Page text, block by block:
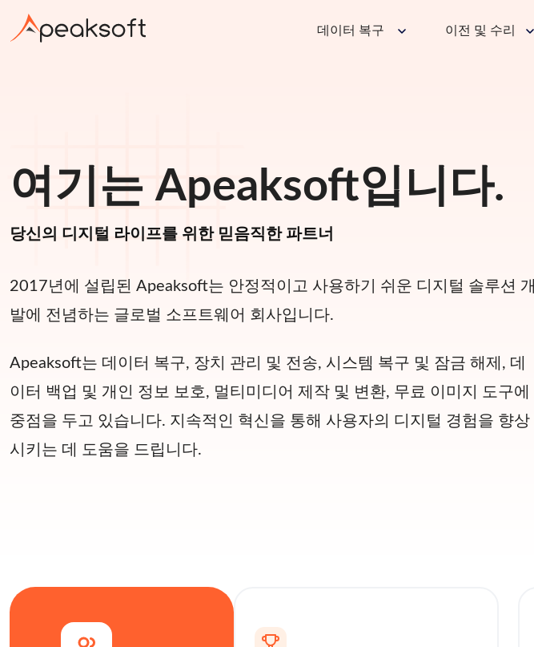
데이터 복구 이전 및 수리
여기는 Apeaksoft입니다.
당신의 디지털 라이프를 위한 믿음직한 파트너
2017년에 설립된 Apeaksoft는 안정적이고 사용하기 쉬운 디지털 솔루션 개
발에 전념하는 글로벌 소프트웨어 회사입니다.
Apeaksoft는 데이터 복구, 장치 관리 및 전송, 시스템 복구 및 잠금 해제, 데
이터 백업 및 개인 정보 보호, 멀티미디어 제작 및 변환, 무료 이미지 도구에
중점을 두고 있습니다. 지속적인 혁신을 통해 사용자의 디지털 경험을 향상
시키는 데 도움을 드립니다.